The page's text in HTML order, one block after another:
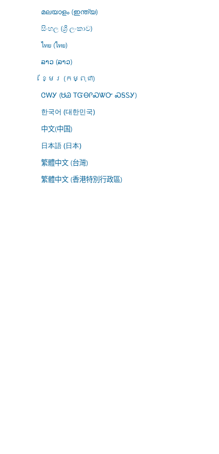
മലയാളം (ഇന്ത്യ)
සිංහල (ශ්‍රී ලංකාව)
ไทย (ไทย)
ລາວ (ລາວ)
ខ្មែរ (កម្ពុជា)
ᏣᎳᎩ (ᏌᏊ ᎢᏳᎾᎵᏍᏔᏅ ᏍᎦᏚᎩ)
한국어 (대한민국)
中文(中国)
日本語 (日本)
繁體中文 (台灣)
繁體中文 (香港特別行政區)